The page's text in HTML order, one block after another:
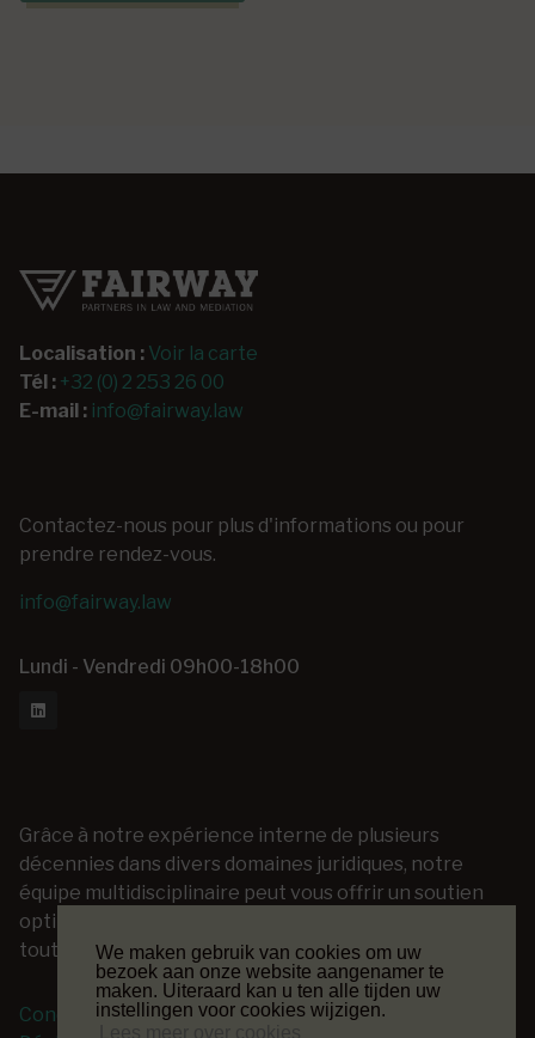
We maken gebruik van cookies om uw
bezoek aan onze website aangenamer te
maken. Uiteraard kan u ten alle tijden uw
instellingen voor cookies wijzigen.
Localisation : Voir la carte
Tél : +32 (0) 2 253 26 00
E-mail : info@fairway.law
Contactez-nous pour plus d'informations ou pour
prendre rendez-vous.
info@fairway.law
Lundi - Vendredi 09h00-18h00
Grâce à notre expérience interne de plusieurs
décennies dans divers domaines juridiques, notre
équipe multidisciplinaire peut vous offrir un soutien
optimal dans les questions les plus diverses et ce, à
toutes les phases d'un projet juridique.
Conditions générales